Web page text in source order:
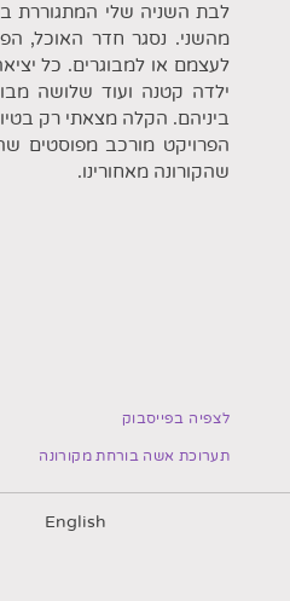
לבת השניה שלי המתגוררת
מהשני. נסגר חדר האוכל,
לעצמם או למבוגרים. כל
ילדה קטנה ועוד שלושה
ביניהם. הקלה מצאתי רק
שהקורונה מאחורינו.
לצפיה בפייסבוק
תערוכת אשה בורחת מקורונה
English